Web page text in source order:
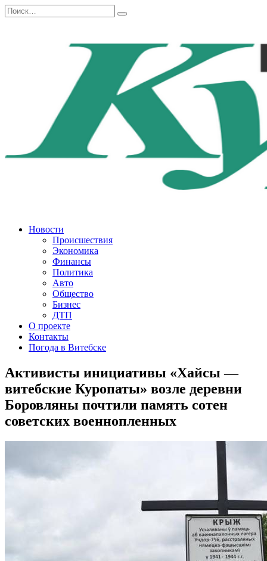
Перейти
к
Search
for:
Новости
Происшествия
Экономика
Финансы
Политика
Авто
Общество
Бизнес
ДТП
О проекте
Контакты
Погода в Витебске
Активисты инициативы «Хайсы —
витебские Куропаты» возле деревни
Боровляны почтили память сотен
советских военнопленных